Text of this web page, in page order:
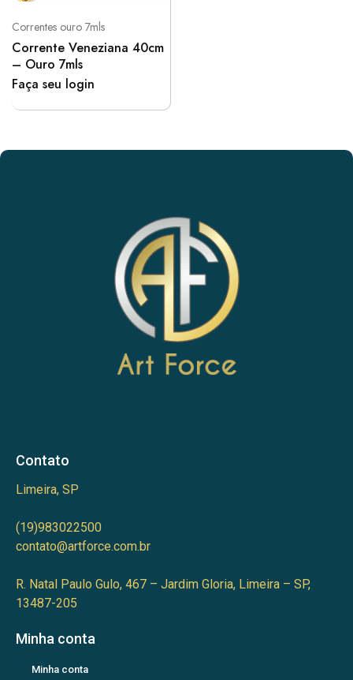
Correntes ouro 7mls
Corrente Veneziana 40cm
– Ouro 7mls
Faça seu login
Contato
Limeira, SP
(19)983022500
contato@artforce.com.br
R. Natal Paulo Gulo, 467 – Jardim Gloria, Limeira – SP,
13487-205
Minha conta
Minha conta